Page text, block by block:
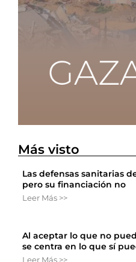
Más visto
Las defensas sanitarias
pero su financiación no
Leer Más >>
Al aceptar lo que no
se centra en lo que sí
Leer Más >>